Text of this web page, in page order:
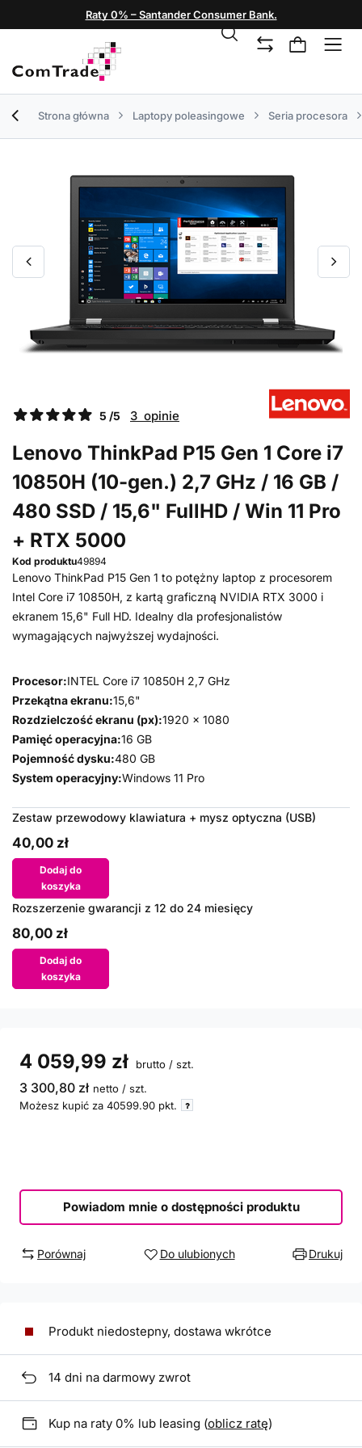
Raty 0% – Santander Consumer Bank.
Strona główna Laptopy poleasingowe Seria procesora
5 /5 3 opinie
Lenovo ThinkPad P15 Gen 1 Core i7
10850H (10-gen.) 2,7 GHz / 16 GB /
480 SSD / 15,6" FullHD / Win 11 Pro
+ RTX 5000
Kod produktu49894
Lenovo ThinkPad P15 Gen 1 to potężny laptop z procesorem
Intel Core i7 10850H, z kartą graficzną NVIDIA RTX 3000 i
ekranem 15,6" Full HD. Idealny dla profesjonalistów
wymagających najwyższej wydajności.
Procesor:INTEL Core i7 10850H 2,7 GHz
Przekątna ekranu:15,6"
Rozdzielczość ekranu (px):1920 x 1080
Pamięć operacyjna:16 GB
Pojemność dysku:480 GB
System operacyjny:Windows 11 Pro
Zestaw przewodowy klawiatura + mysz optyczna (USB)
40,00 zł
Dodaj do
koszyka
Rozszerzenie gwarancji z 12 do 24 miesięcy
80,00 zł
Dodaj do
koszyka
4 059,99 zł brutto / szt.
3 300,80 zł netto / szt.
Możesz kupić za 40599.90 pkt.
Powiadom mnie o dostępności produktu
Porównaj Do ulubionych Drukuj
Produkt niedostepny, dostawa wkrótce
14 dni na darmowy zwrot
Kup na raty 0% lub leasing (oblicz ratę)